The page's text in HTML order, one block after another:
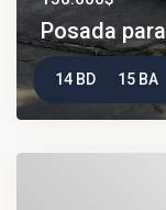
Posada
14 BD 15 BA